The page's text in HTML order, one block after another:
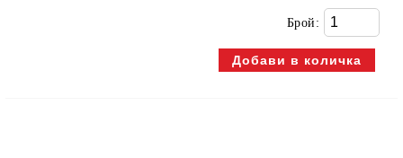
Брой: